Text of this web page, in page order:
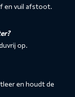
en vuil afstoot.
op.
en houdt de